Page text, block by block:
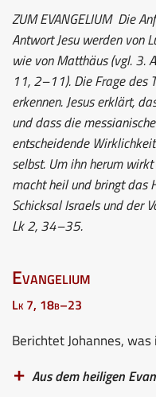
ZUM EVANGELIUMDie
Antwort Jesu werden von
wie von Matthäus (vgl. 3.
11, 2–11). Die Frage des
erkennen. Jesus erklärt,
und dass die
entscheidende
selbst. Um ihn herum
macht heil und bringt das
Schicksal Israels und der
Lk 2, 34–35.
Evangelium
Lk 7, 18b–23
Berichtet Johannes,
Aus dem heiligen